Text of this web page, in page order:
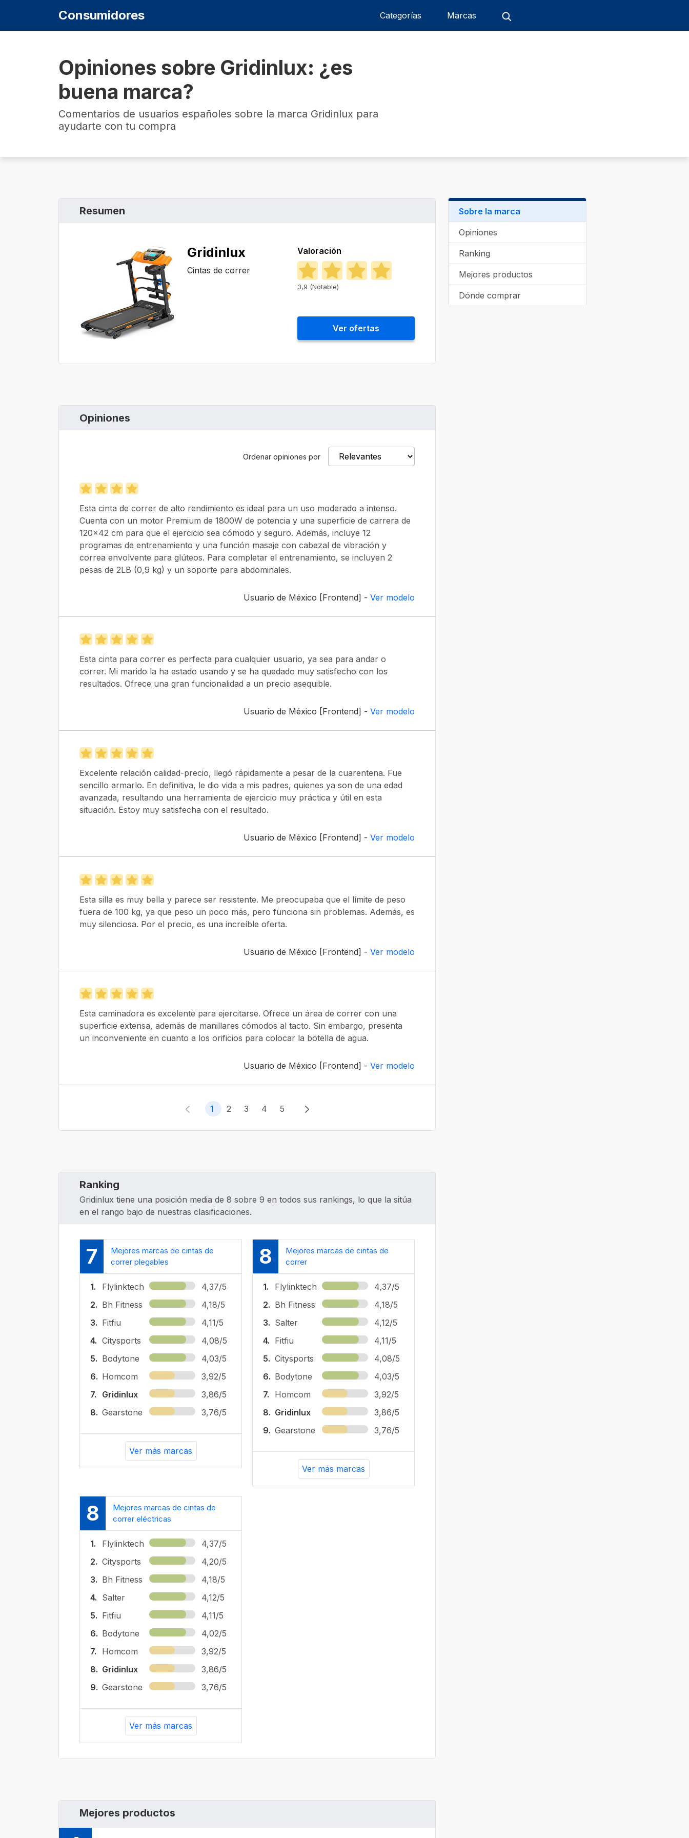
Consumidores Categorías Marcas
Opiniones sobre Gridinlux: ¿es
buena marca?
Comentarios de usuarios españoles sobre la marca Gridinlux para
ayudarte con tu compra
Sobre la marca
Opiniones
Ranking
Mejores productos
Dónde comprar
Resumen
Gridinlux
Cintas de correr
Valoración
3,9 (Notable)
Ver ofertas
Opiniones
Ordenar opiniones por
Esta cinta de correr de alto rendimiento es ideal para un uso moderado a intenso.
Cuenta con un motor Premium de 1800W de potencia y una superficie de carrera de
120x42 cm para que el ejercicio sea cómodo y seguro. Además, incluye 12
programas de entrenamiento y una función masaje con cabezal de vibración y
correa envolvente para glúteos. Para completar el entrenamiento, se incluyen 2
pesas de 2LB (0,9 kg) y un soporte para abdominales.
Usuario de México [Frontend] - Ver modelo
Esta cinta para correr es perfecta para cualquier usuario, ya sea para andar o
correr. Mi marido la ha estado usando y se ha quedado muy satisfecho con los
resultados. Ofrece una gran funcionalidad a un precio asequible.
Usuario de México [Frontend] - Ver modelo
Excelente relación calidad-precio, llegó rápidamente a pesar de la cuarentena. Fue
sencillo armarlo. En definitiva, le dio vida a mis padres, quienes ya son de una edad
avanzada, resultando una herramienta de ejercicio muy práctica y útil en esta
situación. Estoy muy satisfecha con el resultado.
Usuario de México [Frontend] - Ver modelo
Esta silla es muy bella y parece ser resistente. Me preocupaba que el límite de peso
fuera de 100 kg, ya que peso un poco más, pero funciona sin problemas. Además, es
muy silenciosa. Por el precio, es una increíble oferta.
Usuario de México [Frontend] - Ver modelo
Esta caminadora es excelente para ejercitarse. Ofrece un área de correr con una
superficie extensa, además de manillares cómodos al tacto. Sin embargo, presenta
un inconveniente en cuanto a los orificios para colocar la botella de agua.
Usuario de México [Frontend] - Ver modelo
1 2 3 4 5
Ranking
Gridinlux tiene una posición media de 8 sobre 9 en todos sus rankings, lo que la sitúa
en el rango bajo de nuestras clasificaciones.
7
Mejores marcas de cintas de
correr plegables
1. Flylinktech
4,37/5
2. Bh Fitness
4,18/5
3. Fitfiu
4,11/5
4. Citysports
4,08/5
5. Bodytone
4,03/5
6. Homcom
3,92/5
7.
Gridinlux
3,86/5
8. Gearstone 3,76/5
Ver más marcas
8
Mejores marcas de cintas de
correr
1. Flylinktech
4,37/5
2. Bh Fitness
4,18/5
3. Salter
4,12/5
4. Fitfiu
4,11/5
5. Citysports
4,08/5
6. Bodytone
4,03/5
7.
Homcom
3,92/5
8. Gridinlux
3,86/5
9. Gearstone 3,76/5
Ver más marcas
8
Mejores marcas de cintas de
correr eléctricas
1. Flylinktech
4,37/5
2. Citysports
4,20/5
3. Bh Fitness
4,18/5
4. Salter
4,12/5
5. Fitfiu
4,11/5
6. Bodytone
4,02/5
7.
Homcom
3,92/5
8. Gridinlux
3,86/5
9. Gearstone 3,76/5
Ver más marcas
Mejores productos